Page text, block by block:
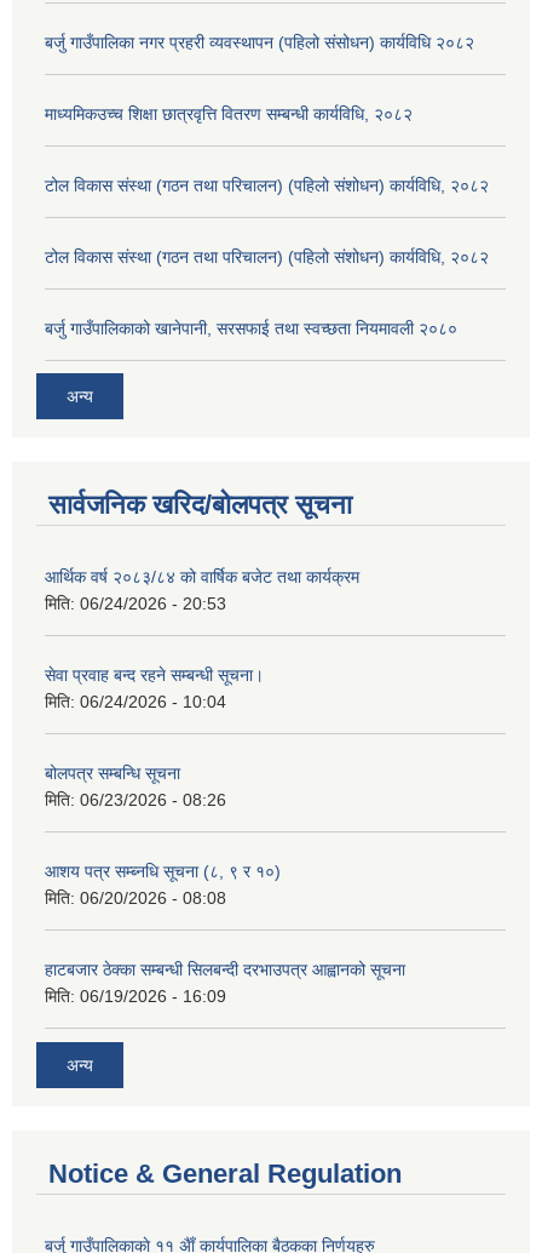
बर्जु गाउँपालिका नगर प्रहरी व्यवस्थापन (पहिलो संसोधन) कार्यविधि २०८२
माध्यमिकउच्च शिक्षा छात्रवृत्ति वितरण सम्बन्धी कार्यविधि, २०८२
टोल विकास संस्था (गठन तथा परिचालन) (पहिलो संशोधन) कार्यविधि, २०८२
टोल विकास संस्था (गठन तथा परिचालन) (पहिलो संशोधन) कार्यविधि, २०८२
बर्जु गाउँपालिकाको खानेपानी, सरसफाई तथा स्वच्छता नियमावली २०८०
अन्य
सार्वजनिक खरिद/बोलपत्र सूचना
आर्थिक वर्ष २०८३/८४ को वार्षिक बजेट तथा कार्यक्रम
मिति: 06/24/2026 - 20:53
सेवा प्रवाह बन्द रहने सम्बन्धी सूचना।
मिति: 06/24/2026 - 10:04
बोलपत्र सम्बन्धि सूचना
मिति: 06/23/2026 - 08:26
आशय पत्र सम्ब्नधि सूचना (८, ९ र १०)
मिति: 06/20/2026 - 08:08
हाटबजार ठेक्का सम्बन्धी सिलबन्दी दरभाउपत्र आह्वानको सूचना
मिति: 06/19/2026 - 16:09
अन्य
Notice & General Regulation
बर्जु गाउँपालिकाकाे ११ अैाँ कार्यपालिका बैठकका निर्णयहरु